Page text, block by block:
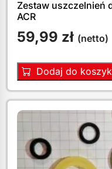
Zestaw uszczelnień
ACR
59,99 zł (netto)
Dodaj do